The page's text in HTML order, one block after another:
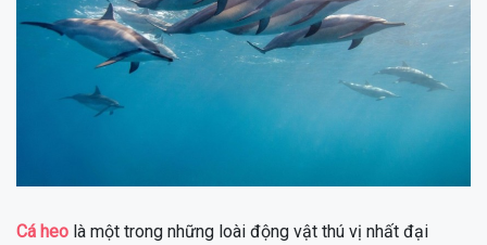
Cá heo là một trong những loài động vật thú vị nhất đại